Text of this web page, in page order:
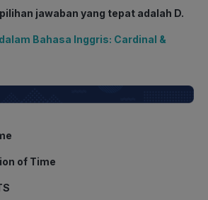
jawaban yang tepat adalah D.
Bahasa Inggris: Cardinal &
of Time